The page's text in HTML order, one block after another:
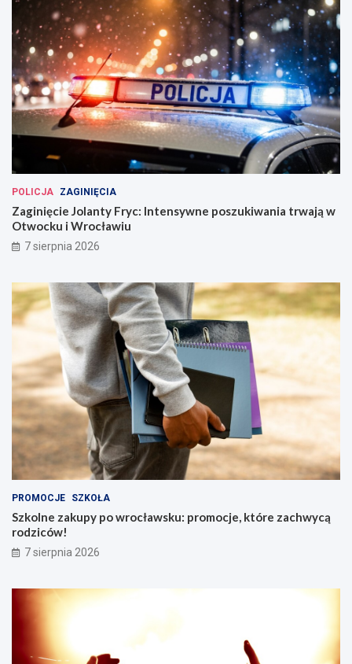
POLICJA ZAGINIĘCIA
Zaginięcie Jolanty Fryc: Intensywne poszukiwania trwają w
Otwocku i Wrocławiu
7 sierpnia 2026
PROMOCJE SZKOŁA
Szkolne zakupy po wrocławsku: promocje, które zachwycą
rodziców!
7 sierpnia 2026